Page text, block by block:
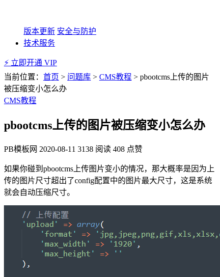
版本更新 安全与防护
技术服务
⚡ 立即开通 VIP
当前位置： 首页 > 问题库 > CMS教程 > pbootcms上传的图片
被压缩变小怎么办
CMS教程
pbootcms上传的图片被压缩变小怎么办
PB模板网 2020-08-11 3138 阅读 408 点赞
如果你碰到pbootcms上传图片变小的情况，那大概率是因为上
传的图片尺寸超出了config配置中的图片最大尺寸，这是系统
就会自动压缩尺寸。